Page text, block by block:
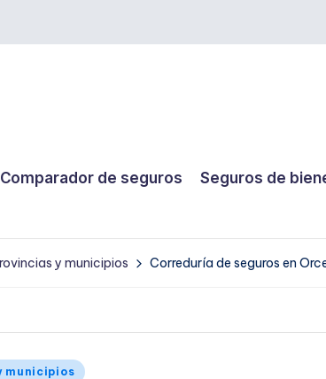
Comparador de seguros Seguros de
y municipios Correduría de seguros en
municipios